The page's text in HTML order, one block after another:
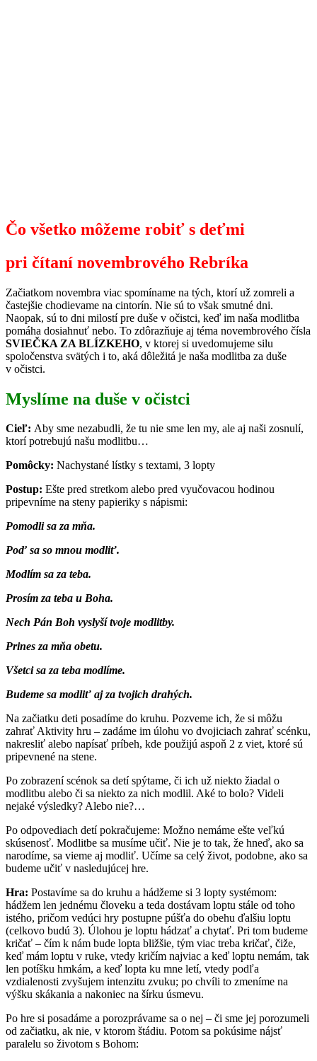
Čo všetko môžeme robiť s deťmi
pri čítaní novembrového Rebríka
Začiatkom novembra viac spomíname na tých, ktorí už zomreli a
častejšie chodievame na cintorín. Nie sú to však smutné dni.
Naopak, sú to dni milostí pre duše v očistci, keď im naša modlitba
pomáha dosiahnuť nebo. To zdôrazňuje aj téma novembrového čísla
SVIEČKA ZA BLÍZKEHO, v ktorej si uvedomujeme silu
spoločenstva svätých i to, aká dôležitá je naša modlitba za duše
v očistci.
Myslíme na duše v očistci
Cieľ: Aby sme nezabudli, že tu nie sme len my, ale aj naši zosnulí,
ktorí potrebujú našu modlitbu…
Pomôcky: Nachystané lístky s textami, 3 lopty
Postup: Ešte pred stretkom alebo pred vyučovacou hodinou
pripevníme na steny papieriky s nápismi:
Pomodli sa za mňa.
Poď sa so mnou modliť.
Modlím sa za teba.
Prosím za teba u Boha.
Nech Pán Boh vyslyší tvoje modlitby.
Prines za mňa obetu.
Všetci sa za teba modlíme.
Budeme sa modliť aj za tvojich drahých.
Na začiatku deti posadíme do kruhu. Pozveme ich, že si môžu
zahrať Aktivity hru – zadáme im úlohu vo dvojiciach zahrať scénku,
nakresliť alebo napísať príbeh, kde použijú aspoň 2 z viet, ktoré sú
pripevnené na stene.
Po zobrazení scénok sa detí spýtame, či ich už niekto žiadal o
modlitbu alebo či sa niekto za nich modlil. Aké to bolo? Videli
nejaké výsledky? Alebo nie?…
Po odpovediach detí pokračujeme: Možno nemáme ešte veľkú
skúsenosť. Modlitbe sa musíme učiť. Nie je to tak, že hneď, ako sa
narodíme, sa vieme aj modliť. Učíme sa celý život, podobne, ako sa
budeme učiť v nasledujúcej hre.
Hra: Postavíme sa do kruhu a hádžeme si 3 lopty systémom:
hádžem len jednému človeku a teda dostávam loptu stále od toho
istého, pričom vedúci hry postupne púšťa do obehu ďalšiu loptu
(celkovo budú 3). Úlohou je loptu hádzať a chytať. Pri tom budeme
kričať – čím k nám bude lopta bližšie, tým viac treba kričať, čiže,
keď mám loptu v ruke, vtedy kričím najviac a keď loptu nemám, tak
len potíšku hmkám, a keď lopta ku mne letí, vtedy podľa
vzdialenosti zvyšujem intenzitu zvuku; po chvíli to zmeníme na
výšku skákania a nakoniec na šírku úsmevu.
Po hre si posadáme a porozprávame sa o nej – či sme jej porozumeli
od začiatku, ak nie, v ktorom štádiu. Potom sa pokúsime nájsť
paralelu so životom s Bohom: